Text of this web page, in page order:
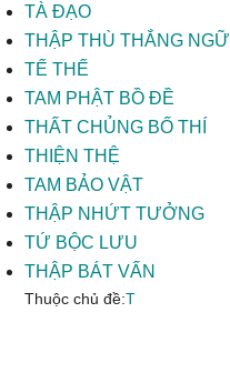
TÀ ĐẠO
THẬP THÙ THẮNG NGỮ
TẾ THẾ
TAM PHẬT BỒ ĐỀ
THẤT CHỦNG BỐ THÍ
THIỆN THỆ
TAM BẢO VẬT
THẬP NHỨT TƯỞNG
TỨ BỘC LƯU
THẬP BÁT VẤN
Thuộc chủ đề:T